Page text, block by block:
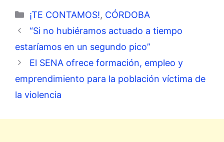
Categorías
¡TE CONTAMOS!, CÓRDOBA
“Si no hubiéramos actuado a tiempo
estaríamos en un segundo pico”
El SENA ofrece formación, empleo y
emprendimiento para la población víctima de
la violencia